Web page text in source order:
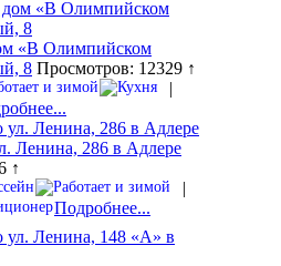
«В Олимпийском
8 Просмотров: 12329 ↑
|
Ленина, 286 в Адлере
↑
|
Подробнее...